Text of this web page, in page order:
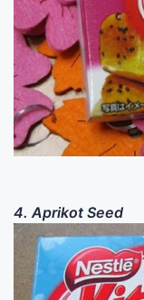
4. Aprikot Seed